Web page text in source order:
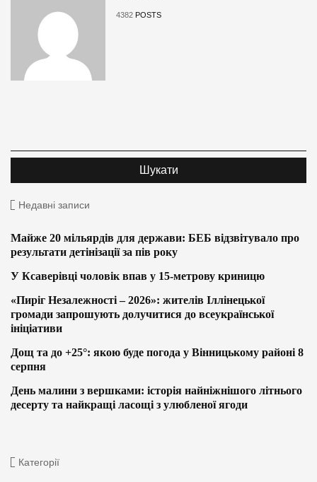
4382 POSTS
Недавні записи
Майже 20 мільярдів для держави: БЕБ відзвітувало про
результати детінізації за пів року
У Ксаверівці чоловік впав у 15-метрову криницю
«Пиріг Незалежності – 2026»: жителів Іллінецької
громади запрошують долучитися до всеукраїнської
ініціативи
Дощ та до +25°: якою буде погода у Вінницькому районі 8
серпня
День малини з вершками: історія найніжнішого літнього
десерту та найкращі ласощі з улюбленої ягоди
Категорії